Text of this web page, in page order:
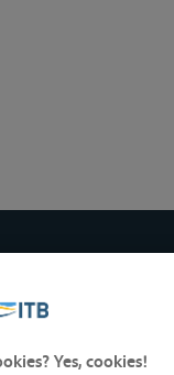
Yes, cookies!